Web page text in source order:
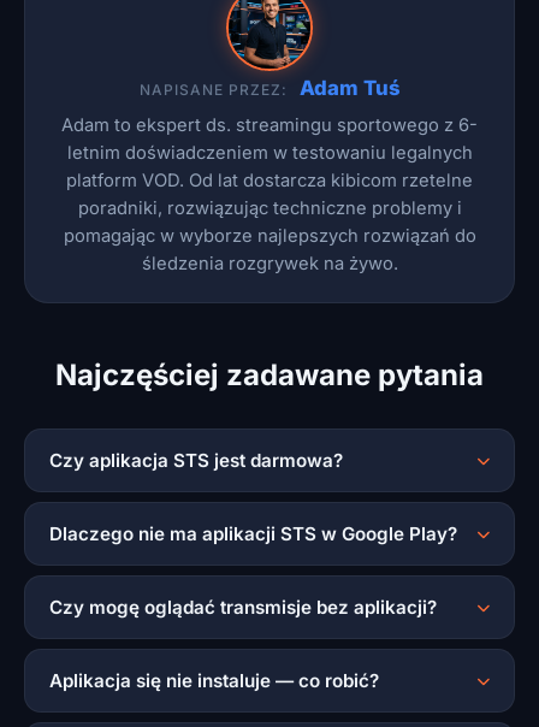
NAPISANE PRZEZ: Adam Tuś
Adam to ekspert ds. streamingu sportowego z 6-
letnim doświadczeniem w testowaniu legalnych
platform VOD. Od lat dostarcza kibicom rzetelne
poradniki, rozwiązując techniczne problemy i
pomagając w wyborze najlepszych rozwiązań do
śledzenia rozgrywek na żywo.
Najczęściej zadawane pytania
Czy aplikacja STS jest darmowa?
Tak — aplikacja STS jest w pełni bezpłatna zarówno
na Androida jak i iOS.
Dlaczego nie ma aplikacji STS w Google Play?
Google Play nie udostępnia aplikacji bukmacherskich
w Polsce. Musisz pobrać plik APK ze strony sts.pl —
to legalne i bezpieczne.
Czy mogę oglądać transmisje bez aplikacji?
Tak — STS TV działa również w przeglądarce mobilnej
na sts.pl. Aplikacja jest wygodniejsza, ale nie
obowiązkowa.
Aplikacja się nie instaluje — co robić?